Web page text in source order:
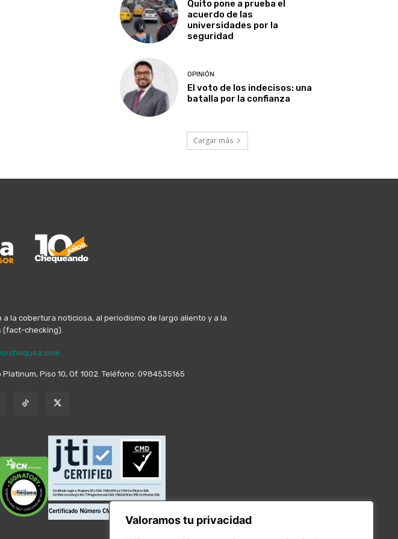
Valoramos tu privacidad
Quito pone a prueba el
acuerdo de las
universidades por la
seguridad
OPINIÓN
El voto de los indecisos: una
batalla por la confianza
Cargar más
a la cobertura noticiosa, al periodismo de largo aliento y a la
(fact-checking).
Piso 10, Of. 1002. Teléfono: 0984535165